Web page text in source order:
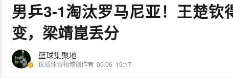
男乒3-1淘汰罗马尼亚！王楚钦
变，梁靖崑丢分
篮球集聚地
优质体育领域创作者 05.06 19:17